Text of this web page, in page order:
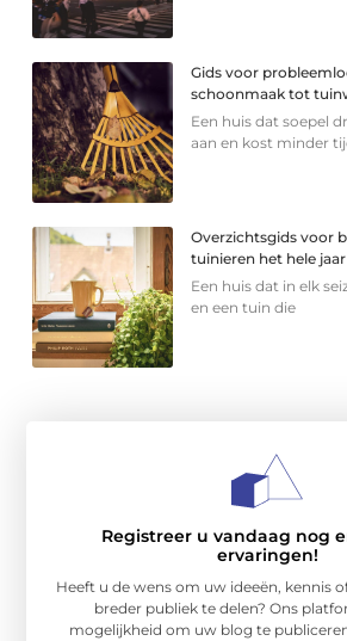
Gids voor
schoonmaak tot
Een huis dat soepel
aan en kost minder
Overzichtsgids voor
tuinieren het hele
Een huis dat in elk
en een tuin die
Registreer u vandaag nog
ervaringen!
Heeft u de wens om uw ideeën, kennis
breder publiek te delen? Ons
mogelijkheid om uw blog te